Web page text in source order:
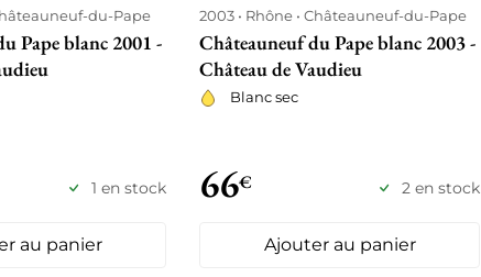
du-Pape
Pape blanc 2001 -
1 en stock
au panier
2003 Rhône Châteauneuf-du-Pape
Châteauneuf du Pape blanc 2003 -
Château de Vaudieu
Blanc sec
66€ 2 en stock
Ajouter au panier